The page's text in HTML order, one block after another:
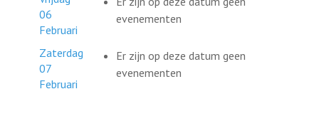
06
Februari
evenementen
Zaterdag
07
Februari
Er zijn op deze datum geen
evenementen